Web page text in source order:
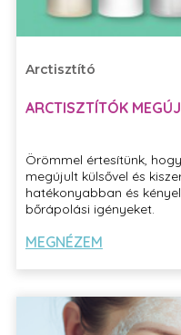
Arctisztító
ARCTISZTÍTÓK
Örömmel értesítünk,
megújult külsővel és
hatékonyabban és
bőrápolási igényeket.
MEGNÉZEM